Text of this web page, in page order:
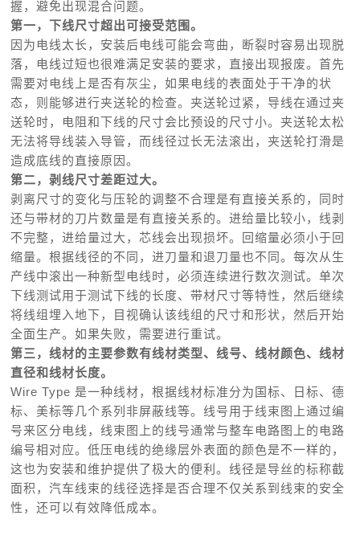
握，避免出现混合问题。
第一，下线尺寸超出可接受范围。
因为电线太长，安装后电线可能会弯曲，断裂时容易出现脱
落，电线过短也很难满足安装的要求，直接出现报废。首先
需要对电线上是否有灰尘，如果电线的表面处于干净的状
态，则能够进行夹送轮的检查。夹送轮过紧，导线在通过夹
送轮时，电阻和下线的尺寸会比预设的尺寸小。夹送轮太松
无法将导线装入导管，而线径过长无法滚出，夹送轮打滑是
造成底线的直接原因。
第二，剥线尺寸差距过大。
剥离尺寸的变化与压轮的调整不合理是有直接关系的，同时
还与带材的刀片数量是有直接关系的。进给量比较小，线剥
不完整，进给量过大， 芯线会出现损坏。回缩量必须小于回
缩量。根据线径的不同，进刀量和退刀量也不同。每次从生
产线中滚出一种新型电线时，必须连续进行数次测试。单次
下线测试用于测试下线的长度、带材尺寸等特性，然后继续
将线组埋入地下，目视确认该线组的尺寸和形状，然后开始
全面生产。如果失败，需要进行重试。
第三，线材的主要参数有线材类型、线号、线材颜色、线材
直径和线材长度。
Wire Type 是一种线材，根据线材标准分为国标、日标、德
标、美标等几个系列非屏蔽线等。线号用于线束图上通过编
号来区分电线，线束图上的线号通常与整车电路图上的电路
编号相对应。低压电线的绝缘层外表面的颜色是不一样的，
这也为安装和维护提供了极大的便利。线径是导丝的标称截
面积，汽车线束的线径选择是否合理不仅关系到线束的安全
性，还可以有效降低成本。